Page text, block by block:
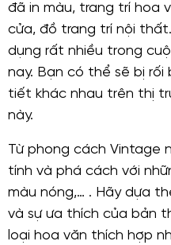
đã in màu, trang trí hoa
cửa, đồ trang trí nội
dụng rất nhiều trong
nay. Bạn có thể sẽ bị rối
tiết khác nhau trên thị
này.
Từ phong cách Vintage
tính và phá cách với
màu nóng,… . Hãy dựa
và sự ưa thích của bản
loại hoa văn thích hợp